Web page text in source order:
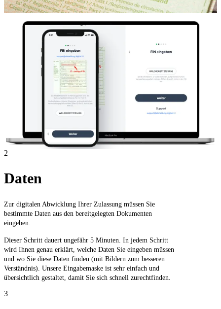
2
Daten
Zur digitalen Abwicklung Ihrer Zulassung müssen Sie
bestimmte Daten aus den bereitgelegten Dokumenten
eingeben.
Dieser Schritt dauert ungefähr 5 Minuten. In jedem Schritt
wird Ihnen genau erklärt, welche Daten Sie eingeben müssen
und wo Sie diese Daten finden (mit Bildern zum besseren
Verständnis). Unsere Eingabemaske ist sehr einfach und
übersichtlich gestaltet, damit Sie sich schnell zurechtfinden.
3